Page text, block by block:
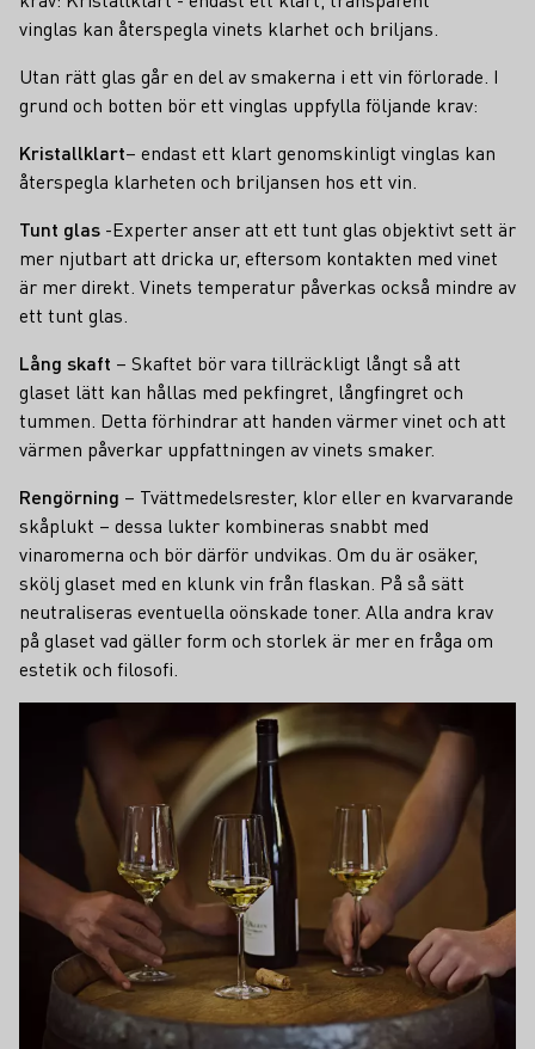
vinglas kan återspegla vinets klarhet och briljans.
Utan rätt glas går en del av smakerna i ett vin förlorade. I
grund och botten bör ett vinglas uppfylla följande krav:
Kristallklart– endast ett klart genomskinligt vinglas kan
återspegla klarheten och briljansen hos ett vin.
Tunt glas -Experter anser att ett tunt glas objektivt sett är
mer njutbart att dricka ur, eftersom kontakten med vinet
är mer direkt. Vinets temperatur påverkas också mindre av
ett tunt glas.
Lång skaft – Skaftet bör vara tillräckligt långt så att
glaset lätt kan hållas med pekfingret, långfingret och
tummen. Detta förhindrar att handen värmer vinet och att
värmen påverkar uppfattningen av vinets smaker.
Rengörning – Tvättmedelsrester, klor eller en kvarvarande
skåplukt – dessa lukter kombineras snabbt med
vinaromerna och bör därför undvikas. Om du är osäker,
skölj glaset med en klunk vin från flaskan. På så sätt
neutraliseras eventuella oönskade toner. Alla andra krav
på glaset vad gäller form och storlek är mer en fråga om
estetik och filosofi.
Vad är mousseringspunkten?
För att vinet ska se vackert pärlande ut
är champagneglas avsiktligt försedda
med en liten deformitet under
produktionen, den så kallade
mousseringspunkten. Denna punkt
finns på insidan av glaset, strax bredvid
mittpunkten i bottnen och får
koldioxidbubblorna att sätta sig där och
stiga upp i en fin linje.